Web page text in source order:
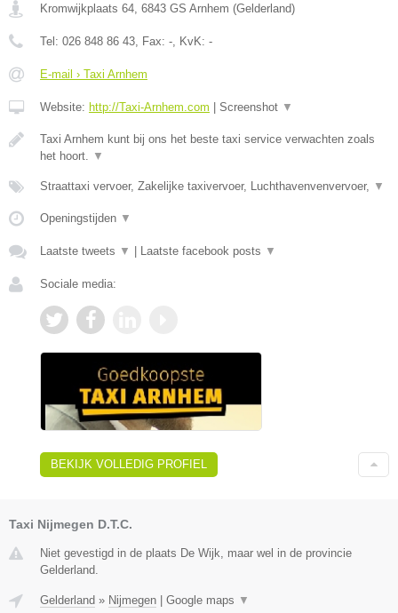
Kromwijkplaats 64 6843 GS Arnhem (Gelderland)
Tel: 026 848 86 43 , Fax: - , KvK: -
E-mail › Taxi Arnhem
Website: http://Taxi-Arnhem.com Screenshot ▼
Taxi Arnhem kunt bij ons het beste taxi service verwachten zoals
het hoort.
▼
Straattaxi vervoer, Zakelijke taxivervoer, Luchthavenvenvervoer, ▼
Openingstijden ▼
Laatste tweets ▼ Laatste facebook posts ▼
Sociale media:
BEKIJK VOLLEDIG PROFIEL
Taxi Nijmegen D.T.C.
Niet gevestigd in de plaats De Wijk, maar wel in de provincie
Gelderland.
Gelderland » Nijmegen Google maps ▼